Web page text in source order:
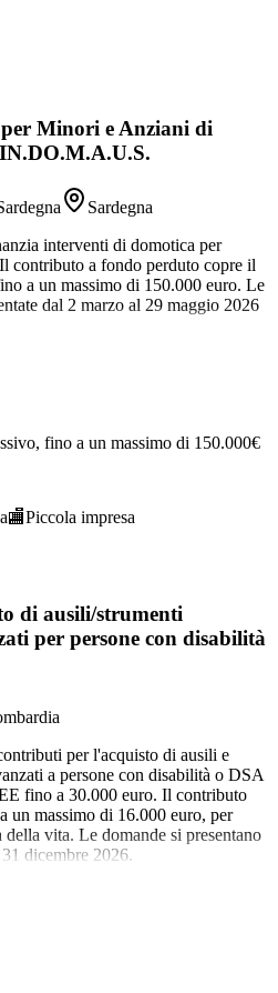
Minori e Anziani di
Sardegna
interventi di domotica per
contributo a fondo perduto copre il
a un massimo di 150.000 euro. Le
dal 2 marzo al 29 maggio 2026
fino a un massimo di 150.000€
🏬Piccola impresa
di ausili/strumenti
per persone con disabilità
per l'acquisto di ausili e
a persone con disabilità o DSA
fino a 30.000 euro. Il contributo
un massimo di 16.000 euro, per
vita. Le domande si presentano
dicembre 2026.